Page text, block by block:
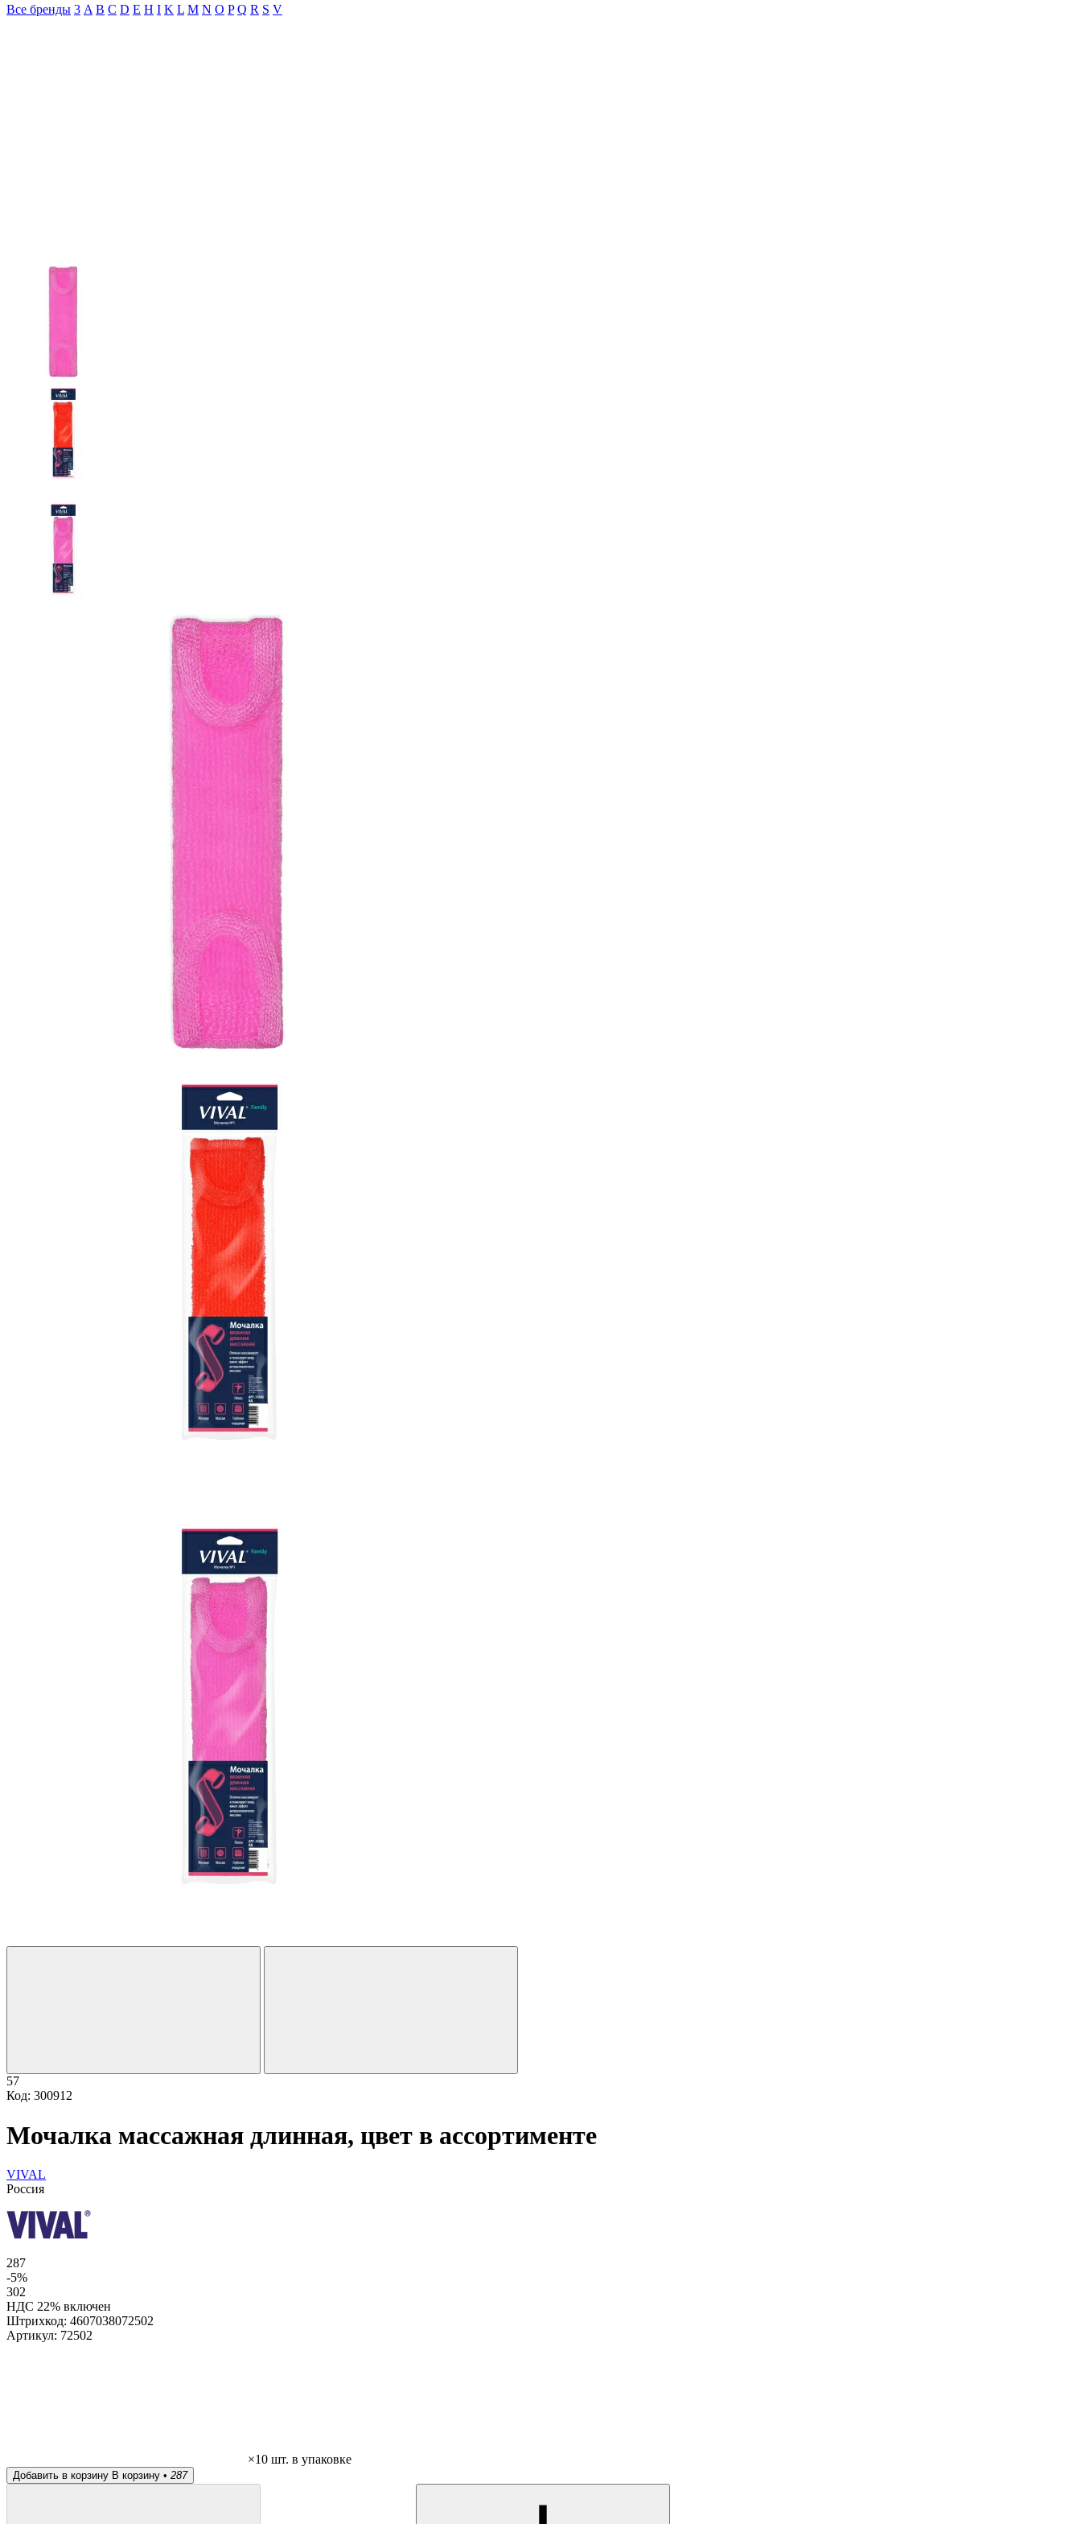
Все бренды 3 A B C D E H I K L M N O P Q R S V
57
Код: 300912
Мочалка массажная длинная, цвет в ассортименте
VIVAL
Россия
287
-5%
302
НДС 22% включен
Штрихкод: 4607038072502
Артикул: 72502
×10 шт. в упаковке
Добавить в корзину В корзину • 287